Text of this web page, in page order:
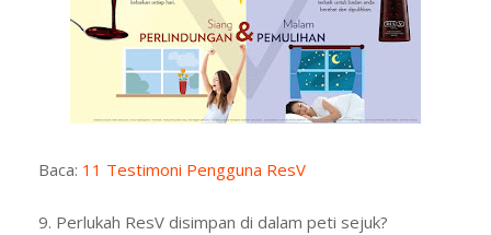
Baca: 11 Testimoni Pengguna ResV
9. Perlukah ResV disimpan di dalam peti sejuk?